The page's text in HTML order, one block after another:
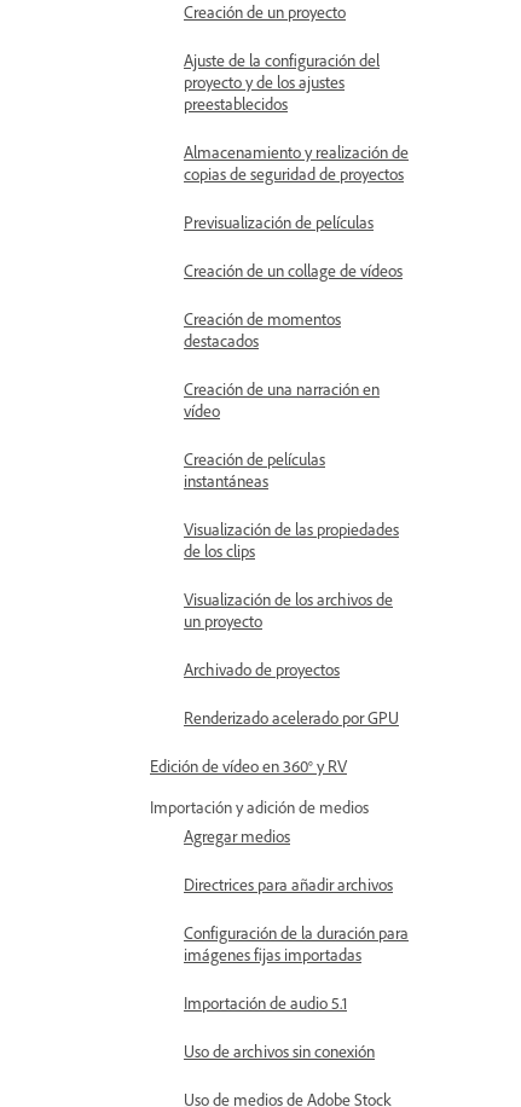
Creación de un proyecto
Ajuste de la configuración del
proyecto y de los ajustes
preestablecidos
Almacenamiento y realización de
copias de seguridad de proyectos
Previsualización de películas
Creación de un collage de vídeos
Creación de momentos
destacados
Creación de una narración en
vídeo
Creación de películas
instantáneas
Visualización de las propiedades
de los clips
Visualización de los archivos de
un proyecto
Archivado de proyectos
Renderizado acelerado por GPU
Edición de vídeo en 360° y RV
Importación y adición de medios
Agregar medios
Directrices para añadir archivos
Configuración de la duración para
imágenes fijas importadas
Importación de audio 5.1
Uso de archivos sin conexión
Uso de medios de Adobe Stock